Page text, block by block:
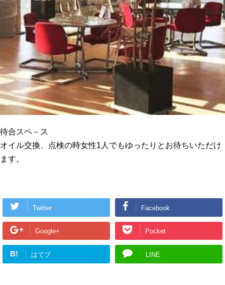
待合スペ－ス
オイル交換、点検の時女性1人でもゆったりとお待ちいただけ
ます。
Twitter Facebook
Google+ Pocket
B! はてブ LINE